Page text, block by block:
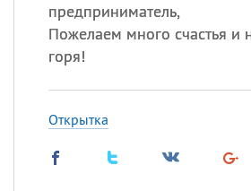
предприниматель,
Пожелаем много счастья и
горя!
Открытка